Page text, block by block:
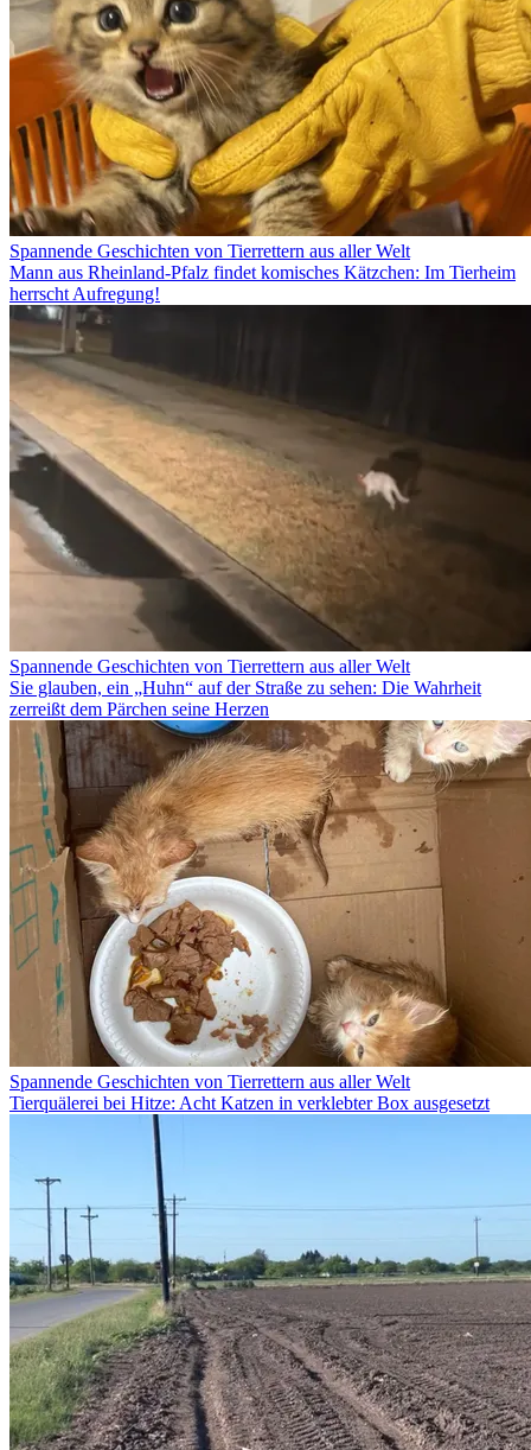
Spannende Geschichten von Tierrettern aus aller Welt
Mann aus Rheinland-Pfalz findet komisches Kätzchen: Im Tierheim
herrscht Aufregung!
Spannende Geschichten von Tierrettern aus aller Welt
Sie glauben, ein „Huhn“ auf der Straße zu sehen: Die Wahrheit
zerreißt dem Pärchen seine Herzen
Spannende Geschichten von Tierrettern aus aller Welt
Tierquälerei bei Hitze: Acht Katzen in verklebter Box ausgesetzt